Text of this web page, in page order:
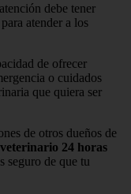
debe tener
atender a los
de ofrecer
o cuidados
que quiera ser
de otros dueños de
veterinario 24 horas
seguro de que tu